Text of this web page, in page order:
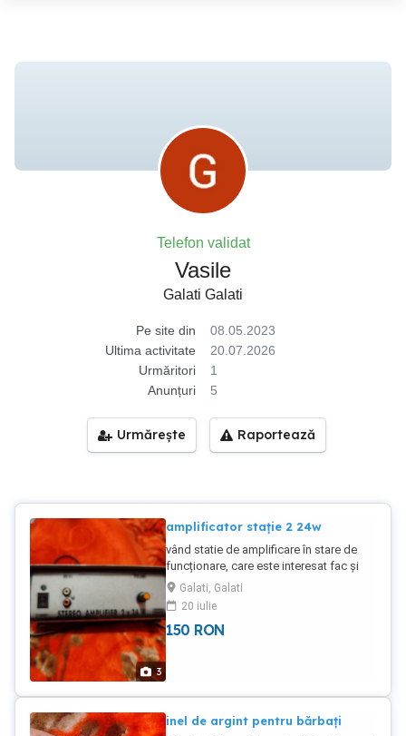
Telefon validat
Vasile
Galati Galati
Pe site din
08.05.2023
Ultima activitate
20.07.2026
Urmăritori
1
Anunțuri
5
Urmărește Raportează
3
amplificator stație 2 24w
vând statie de amplificare în stare de
funcționare, care este interesat fac și
probăGalati, Galati
20 iulie
150 RON
inel de argint pentru bărbați